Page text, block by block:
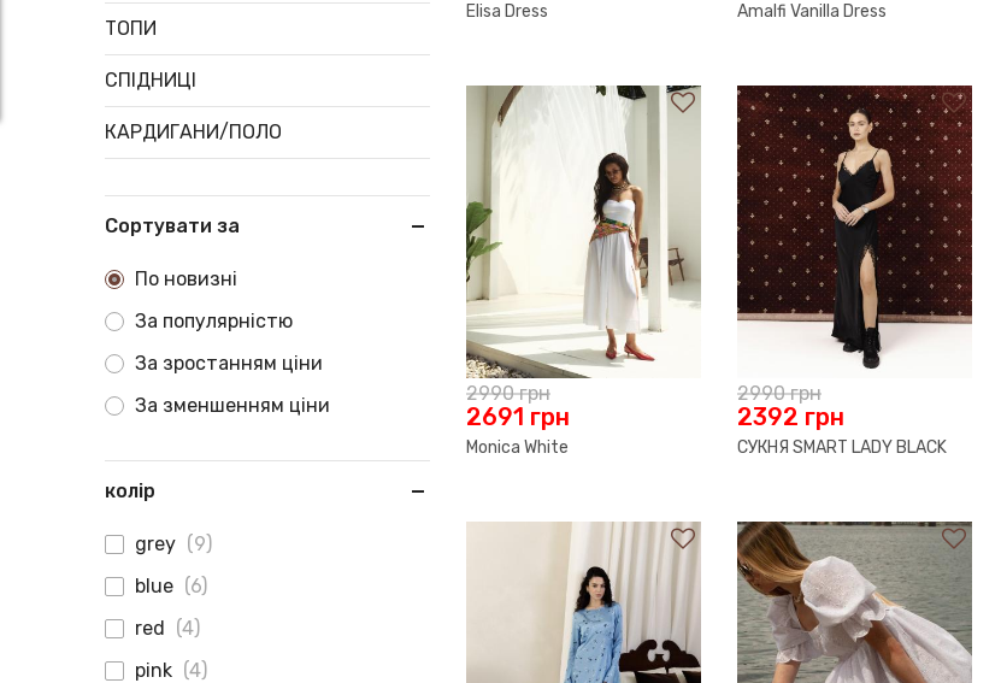
ТОПИ
СПІДНИЦІ
КАРДИГАНИ/ПОЛО
Сортувати за
По новизні
За популярністю
За зростанням ціни
За зменшенням ціни
колір
grey (9)
blue (6)
red (4)
pink (4)
Elisa Dress Amalfi Vanilla Dress
2990грн
2691 грн
Monica White
2990грн
2392 грн
СУКНЯ SMART LADY BLACK